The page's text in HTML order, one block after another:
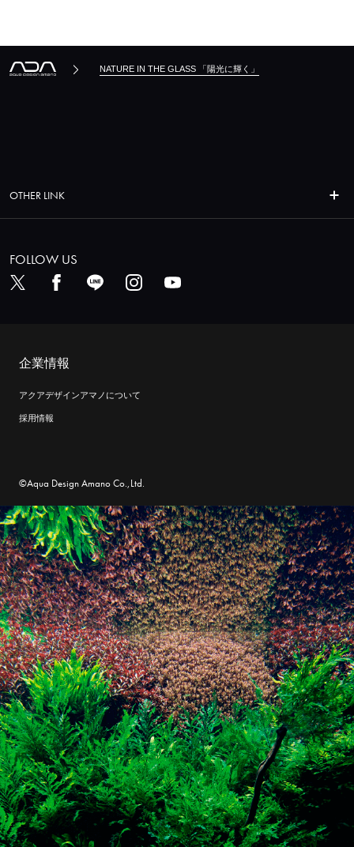
NATURE IN THE GLASS 「陽光に輝く」
OTHER LINK
FOLLOW US
企業情報
アクアデザインアマノについて
採用情報
©Aqua Design Amano Co.,Ltd.